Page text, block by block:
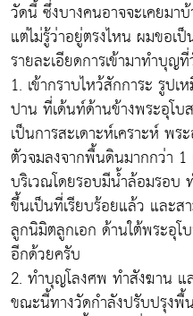
วัดนี้ ซึ่งบางคนอาจจะเคยมา
แต่ไม่รู้ว่าอยู่ตรงไหน ผมขอเ
รายละเอียดการเข้ามาทำบุญ
1. เข้ากราบไหว้สักการะ รู
ปาน ที่เด้นท์ด้านข้างพระอุโ
เป็นการสะเดาะห์เคราะห์ พ
ตัวจมลงจากพื้นดินมากกว่า 1
บริเวณโดยรอบมีน้ำล้อมรอบ
ขึ้นเป็นที่เรียบร้อยแล้ว และส
ลูกนิมิตลูกเอก ด้านใต้พระอุโ
อีกด้วยครับ
2. ทำบุญโลงศพ ทำสังฆาน
ขณะนี้ทางวัดกำลังปรับปรุงพื้